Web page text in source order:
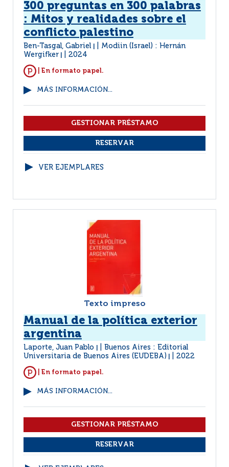
300 preguntas en 300 palabras
: Mitos y realidades sobre el
conflicto palestino
Ben-Tasgal, Gabriel
Modiin (Israel) : Hernán
Wergifker
2024
| En formato papel.
MÁS INFORMACIÓN...
VER EJEMPLARES
Texto impreso
Manual de la política exterior
argentina
Laporte, Juan Pablo
Buenos Aires : Editorial
Universitaria de Buenos Aires (EUDEBA)
2022
| En formato papel.
MÁS INFORMACIÓN...